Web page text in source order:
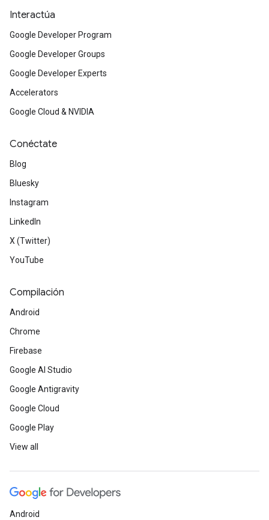
Interactúa
Google Developer Program
Google Developer Groups
Google Developer Experts
Accelerators
Google Cloud & NVIDIA
Conéctate
Blog
Bluesky
Instagram
LinkedIn
X (Twitter)
YouTube
Compilación
Android
Chrome
Firebase
Google AI Studio
Google Antigravity
Google Cloud
Google Play
View all
Android